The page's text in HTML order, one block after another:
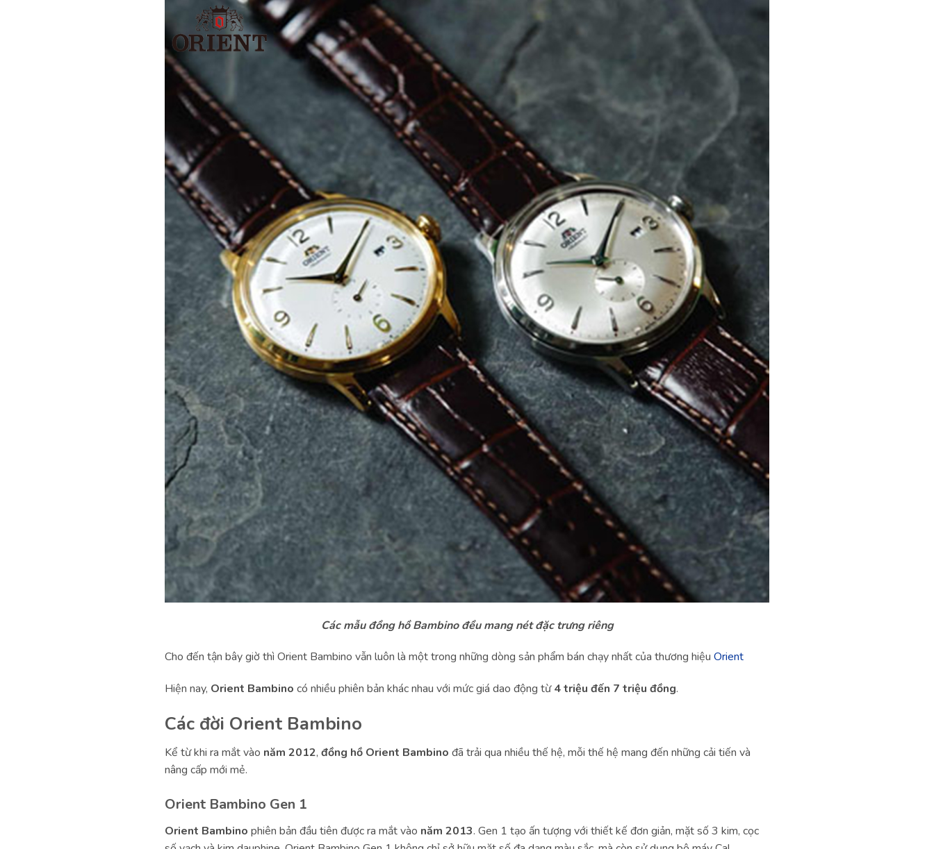
Các mẫu đồng hồ Bambino đều mang nét đặc trưng riêng
Cho đến tận bây giờ thì Orient Bambino vẫn luôn là một trong những dòng sản phẩm bán chạy nhất của thương hiệu Orient
Hiện nay, Orient Bambino có nhiều phiên bản khác nhau với mức giá dao động từ4 triệu đến 7 triệu đồng.
Các đời Orient Bambino
Kể từ khi ra mắt vào năm 2012, đồng hồ Orient Bambino đã trải qua nhiều thế hệ, mỗi thế hệ mang đến những cải tiến và
nâng cấp mới mẻ.
Orient Bambino Gen 1
Orient Bambino phiên bản đầu tiên được ra mắt vào năm 2013. Gen 1 tạo ấn tượng với thiết kế đơn giản, mặt số 3 kim, cọc